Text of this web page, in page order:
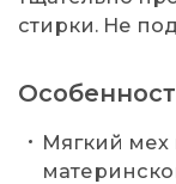
стирки. Не
Мягкий